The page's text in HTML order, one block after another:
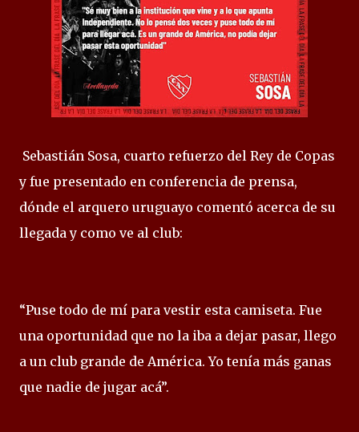
Sebastián Sosa, cuarto refuerzo del Rey de Copas
y fue presentado en conferencia de prensa,
dónde el arquero uruguayo comentó acerca de su
llegada y como ve al club:
“Puse todo de mí para vestir esta camiseta. Fue
una oportunidad que no la iba a dejar pasar, llego
a un club grande de América. Yo tenía más ganas
que nadie de jugar acá”.